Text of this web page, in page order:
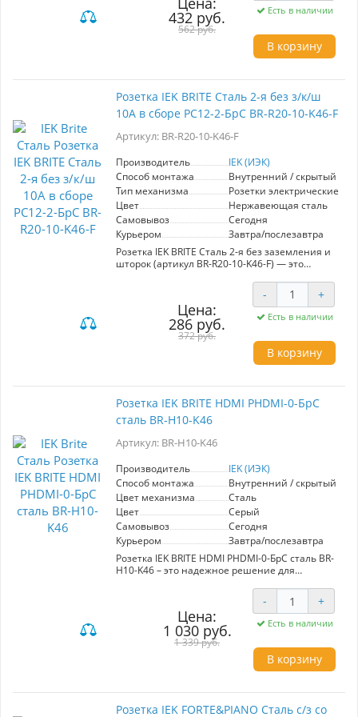
поликарбонат и луженая токопроводящая
группа обеспечивают долгий срок службы.
Разнообразие моделей – с заземлением или
без, с защитными шторками или без них –
позволяет подобрать решение под ваши
Установка лицевой панели без использования
винтов делает процесс удобным и простым:
просто нажмите и потяните, чтобы снять
панель. Благодаря масштабируемому суппорту
количество изделий в ряду при стандартном
Комбинируйте изделия, создавайте изящные
бесшовные композиции – с коллекцией
безрамочных розеток и выключателей
FORTE&PIANO!
432 руб.
562 руб.
Есть в наличии
В корзину
Розетка IEK BRITE Сталь 2-я без з/к/ш
10А в сборе РС12-2-БрС BR-R20-10-K46-F
Артикул: BR-R20-10-K46-F
Производитель
IEK (ИЭК)
Способ монтажа
Внутренний / скрытый
Тип механизма
Розетки электрические
Цвет
Нержавеющая сталь
Самовывоз
Сегодня
Курьером
Завтра/послезавтра
Розетка IEK BRITE Сталь 2-я без заземления и
шторок (артикул BR-R20-10-K46-F) — это
офиса. Модель обладает максимальной
нагрузкой 10А, что обеспечивает стабильную
работу подключенных устройств.
Изготовленная из высококачественной стали,
розетка отличается прочностью и
долговечностью, а элегантный дизайн
гармонично впишется в любой интерьер.
удобной для использования в помещениях с
Простота установки и эксплуатации — важные
преимущества, позволяющие быстро
подходит для различных типов проводки и
помещений, где требуется надежность и
стильный внешний вид.
Цена:
286 руб.
372 руб.
- +
Есть в наличии
В корзину
Розетка IEK BRITE HDMI РHDMI-0-БрС
сталь BR-H10-K46
Артикул: BR-H10-K46
Производитель
IEK (ИЭК)
Способ монтажа
Внутренний / скрытый
Цвет механизма
Сталь
Цвет
Серый
Самовывоз
Сегодня
Курьером
Завтра/послезавтра
Розетка IEK BRITE HDMI РHDMI-0-БрС сталь BR-
H10-K46 – это надежное решение для
Изготовленная из качественной стали, она
гарантирует долговечность и устойчивость к
механическим повреждениям. Модель
оснащена современными контактами,
обеспечивающими стабильный и быстрый
сигнал, что особенно важно для передачи
аудио и видео в высоком качестве. Установка
навыков, что позволяет быстро интегрировать
стильный дизайн гармонично вписывается в
Цена:
1 030 руб.
1 339 руб.
- +
Есть в наличии
В корзину
Розетка IEK FORTE&PIANO Сталь с/з со